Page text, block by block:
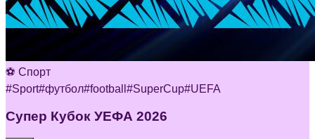
⚽ Спорт
#Sport#футбол#football #SuperCup#UEFA
Супер Кубок УЕФА 2026